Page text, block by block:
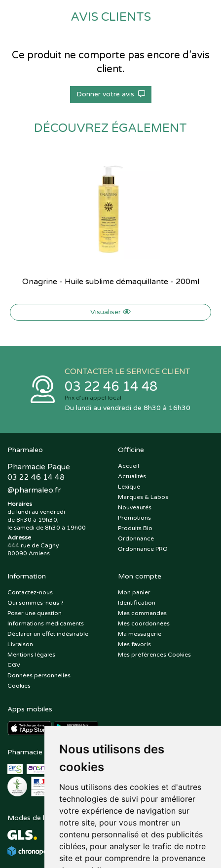
Nous utilisons des
cookies
Nous utilisons des cookies et d'autres
technologies de suivi pour améliorer
votre expérience de navigation sur
notre site, pour vous montrer un
contenu personnalisé et des publicités
ciblées, pour analyser le trafic de notre
site et pour comprendre la provenance
AVIS CLIENTS
Ce produit ne comporte pas encore d’avis
client.
Donner votre avis
DÉCOUVREZ ÉGALEMENT
Onagrine - Huile sublime démaquillante - 200ml
Visualiser
CONTACTER LE SERVICE CLIENT
03 22 46 14 48
Prix d’un appel local
Du lundi au vendredi de 8h30 à 16h30
Pharmaleo
Pharmacie Paque
03 22 46 14 48
@pharmaleo.fr
Horaires
du lundi au vendredi
de 8h30 à 19h30,
le samedi de 8h30 à 19h00
Adresse
444 rue de Cagny
80090 Amiens
Officine
Accueil
Actualités
Lexique
Marques & Labos
Nouveautés
Promotions
Produits Bio
Ordonnance
Ordonnance PRO
Information
Contactez-nous
Qui sommes-nous ?
Poser une question
Informations médicaments
Déclarer un effet indésirable
Livraison
Mentions légales
CGV
Données personnelles
Cookies
Mon compte
Mon panier
Identification
Mes commandes
Mes coordonnées
Ma messagerie
Mes favoris
Mes préférences Cookies
Apps mobiles
Pharmacie en ligne agréée Paiement sécurisé
Modes de livraison Suivez-nous sur